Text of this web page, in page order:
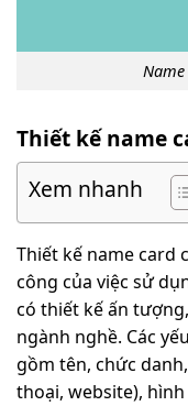
Thiết kế name
Xem nhanh
Thiết kế name card
công của việc sử
có thiết kế ấn
ngành nghề. Các
gồm tên, chức
thoại, website),